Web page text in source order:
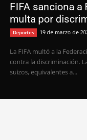
FIFA sanciona a
multa por
Deportes 19 de marzo de
La FIFA multó a la
contra la discriminación.
suizos, equivalentes a...